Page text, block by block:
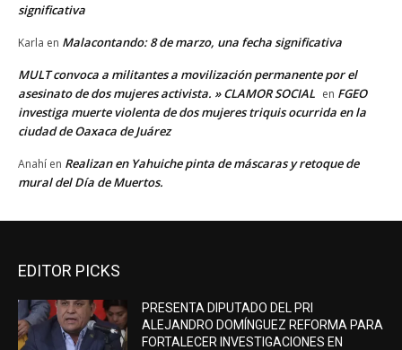
significativa
Karla en Malacontando: 8 de marzo, una fecha significativa
MULT convoca a militantes a movilización permanente por el
asesinato de dos mujeres activista. » CLAMOR SOCIAL en FGEO
investiga muerte violenta de dos mujeres triquis ocurrida en la
ciudad de Oaxaca de Juárez
Anahí en Realizan en Yahuiche pinta de máscaras y retoque de
mural del Día de Muertos.
EDITOR PICKS
PRESENTA DIPUTADO DEL PRI
ALEJANDRO DOMÍNGUEZ REFORMA PARA
FORTALECER INVESTIGACIONES EN